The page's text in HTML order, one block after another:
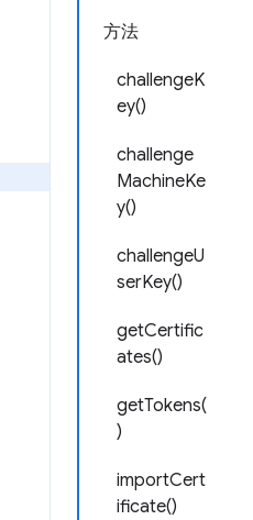
方法
challengeK
ey()
challenge
MachineKe
y()
challengeU
serKey()
getCertific
ates()
getTokens(
)
importCert
ificate()